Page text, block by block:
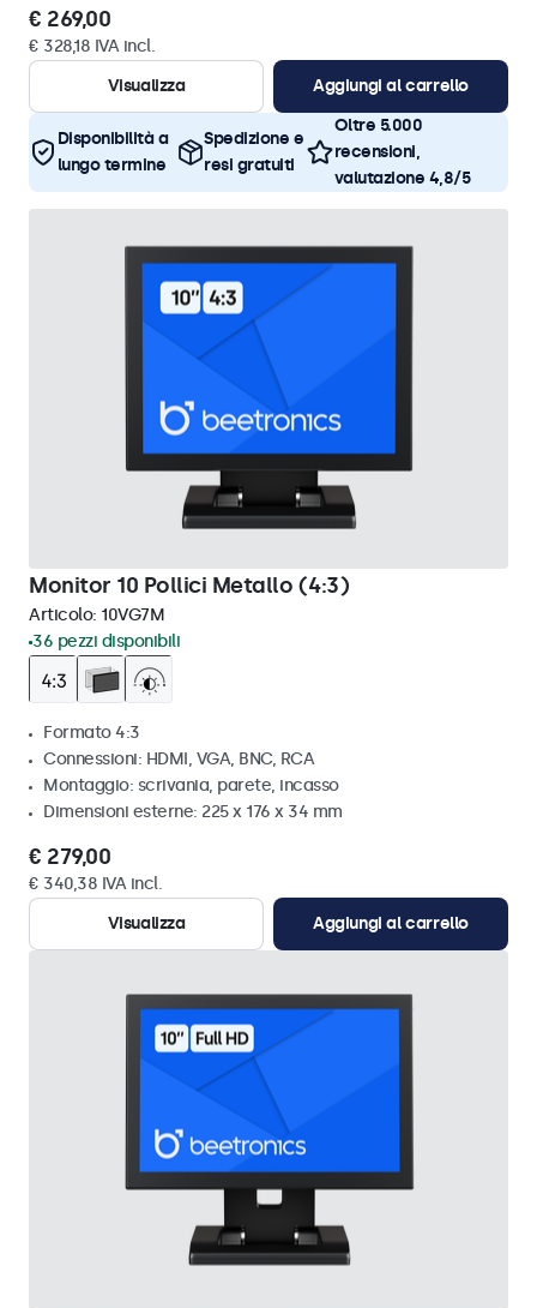
€ 269,00
€ 328,18 IVA incl.
Visualizza
Aggiungi al carrello
Disponibilità a
lungo termine
Spedizione e
resi gratuiti
Oltre 5.000
recensioni,
valutazione 4,8/5
Monitor 10 Pollici Metallo (4:3)
Articolo: 10VG7M
36 pezzi disponibili
Formato 4:3
Connessioni: HDMI, VGA, BNC, RCA
Montaggio: scrivania, parete, incasso
Dimensioni esterne: 225 x 176 x 34 mm
€ 279,00
€ 340,38 IVA incl.
Visualizza
Aggiungi al carrello